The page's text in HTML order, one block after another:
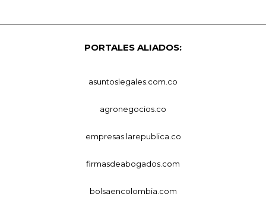
PORTALES ALIADOS:
asuntoslegales.com.co
agronegocios.co
empresas.larepublica.co
firmasdeabogados.com
bolsaencolombia.com